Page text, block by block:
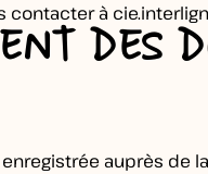
contacter à
DES
enregistrée auprès